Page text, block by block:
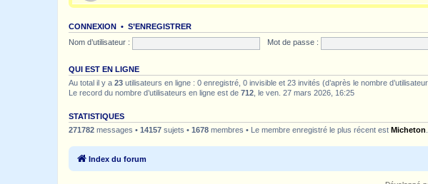
CONNEXION • S’ENREGISTRER
Nom d’utilisateur :
Mot de passe :
QUI EST EN LIGNE
Au total il y a 23 utilisateurs en ligne : 0 enregistré, 0 invisible et 23 invités (d’après le nombre
Le record du nombre d’utilisateurs en ligne est de 712 , le ven. 27 mars 2026, 16:25
STATISTIQUES
271782 messages • 14157 sujets • 1678 membres • Le membre enregistré le plus récent est Micheton
Index du forum